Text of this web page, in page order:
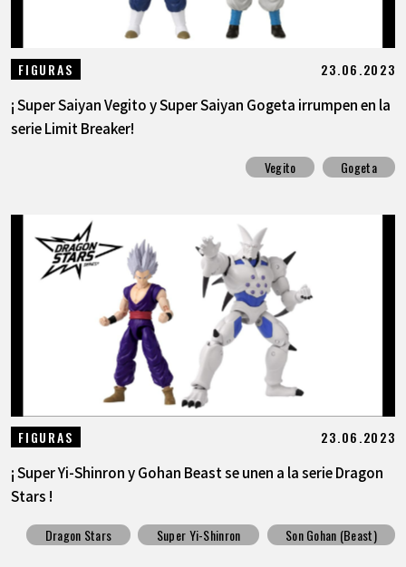
FIGURAS 23.06.2023
¡ Super Saiyan Vegito y Super Saiyan Gogeta irrumpen en la
serie Limit Breaker!
Vegito Gogeta
FIGURAS 23.06.2023
¡ Super Yi-Shinron y Gohan Beast se unen a la serie Dragon
Stars !
Dragon Stars Super Yi-Shinron Son Gohan (Beast)